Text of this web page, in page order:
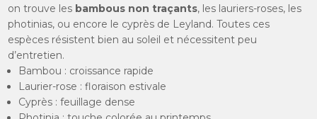
on trouve les bambous non traçants, les lauriers-roses, les
photinias, ou encore le cyprès de Leyland. Toutes ces
espèces résistent bien au soleil et nécessitent peu
d’entretien.
Bambou : croissance rapide
Laurier-rose : floraison estivale
Cyprès : feuillage dense